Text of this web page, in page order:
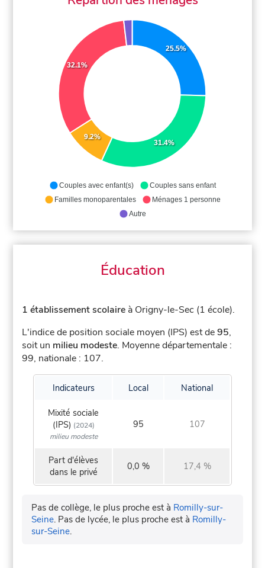
25.5%
31.4%
9.2%
32.1%
Couples avec enfant(s)
Couples sans enfant
Familles monoparentales
Ménages 1 personne
Autre
Éducation
1 établissement scolaire à Origny-le-Sec (1 école).
L'indice de position sociale moyen (IPS) est de95,
soit un milieu modeste. Moyenne départementale :
99, nationale : 107.
Indicateurs Local National
Mixité sociale
(IPS) (2024)
milieu modeste
95 107
Part d'élèves
dans le privé
0,0 % 17,4 %
Pas de collège, le plus proche est à Romilly-sur-
Seine. Pas de lycée, le plus proche est à Romilly-
sur-Seine.